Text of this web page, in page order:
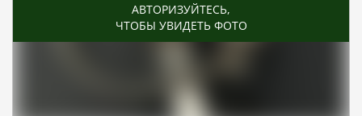
АВТОРИЗУЙТЕСЬ,
ЧТОБЫ УВИДЕТЬ ФОТО